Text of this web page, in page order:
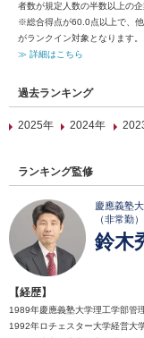
者数が規定人数の半数以上の
※総合得点が60.0点以上で、
がランクイン対象となります。
≫ 詳細はこちら
過去ランキング
2025年 2024年
ランキング監修
慶應義塾
（非常勤）
鈴木
【経歴】
1989年慶應義塾大学理工学部管
1992年ロチェスター大学経営大